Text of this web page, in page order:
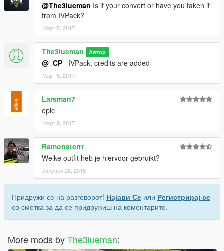
@The3lueman Is it your convert or have you taken it
from IVPack?
Март 5, 2017
The3lueman Автор
@_CP_ IVPack, credits are added
Март 5, 2017
Larsman7
epic
Март 9, 2017
Ramonsterrr
Welke outfit heb je hiervoor gebruikt?
Јануари 26, 2018
Придружи се на разговорот! Најави Се или Регистрирај се
со сметка за да се придружиш на коментарите.
More mods byThe3lueman: